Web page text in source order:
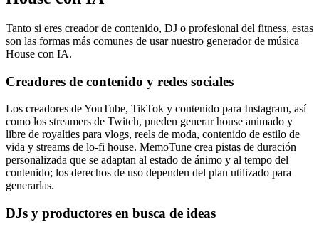
Tanto si eres creador de contenido, DJ o profesional del fitness, estas
son las formas más comunes de usar nuestro generador de música
House con IA.
Creadores de contenido y redes sociales
Los creadores de YouTube, TikTok y contenido para Instagram, así
como los streamers de Twitch, pueden generar house animado y
libre de royalties para vlogs, reels de moda, contenido de estilo de
vida y streams de lo-fi house. MemoTune crea pistas de duración
personalizada que se adaptan al estado de ánimo y al tempo del
contenido; los derechos de uso dependen del plan utilizado para
generarlas.
DJs y productores en busca de ideas